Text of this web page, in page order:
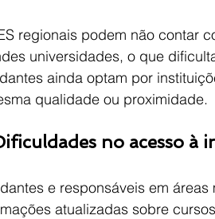
regionais podem não contar
universidades, o que
ainda optam por
qualidade ou proximidade.
no acesso à
e responsáveis em
atualizadas sobre